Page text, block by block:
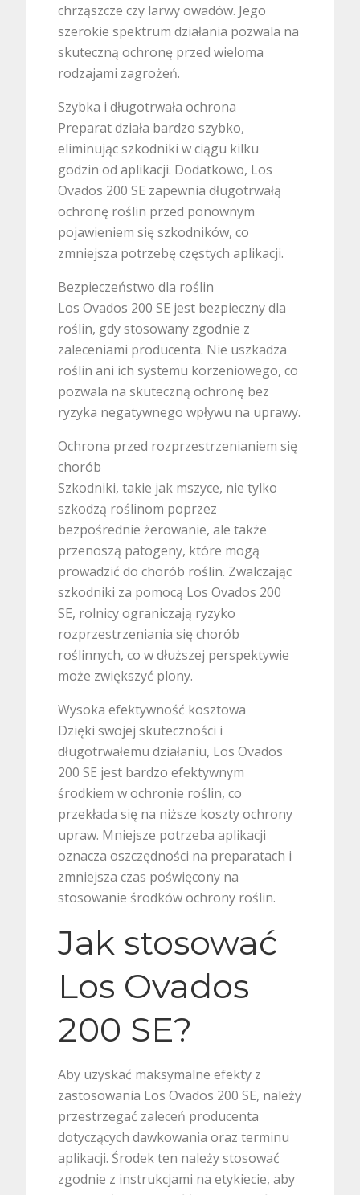
chrząszcze czy larwy owadów. Jego
szerokie spektrum działania pozwala na
skuteczną ochronę przed wieloma
rodzajami zagrożeń.
Szybka i długotrwała ochrona
Preparat działa bardzo szybko,
eliminując szkodniki w ciągu kilku
godzin od aplikacji. Dodatkowo, Los
Ovados 200 SE zapewnia długotrwałą
ochronę roślin przed ponownym
pojawieniem się szkodników, co
zmniejsza potrzebę częstych aplikacji.
Bezpieczeństwo dla roślin
Los Ovados 200 SE jest bezpieczny dla
roślin, gdy stosowany zgodnie z
zaleceniami producenta. Nie uszkadza
roślin ani ich systemu korzeniowego, co
pozwala na skuteczną ochronę bez
ryzyka negatywnego wpływu na uprawy.
Ochrona przed rozprzestrzenianiem się
chorób
Szkodniki, takie jak mszyce, nie tylko
szkodzą roślinom poprzez
bezpośrednie żerowanie, ale także
przenoszą patogeny, które mogą
prowadzić do chorób roślin. Zwalczając
szkodniki za pomocą Los Ovados 200
SE, rolnicy ograniczają ryzyko
rozprzestrzeniania się chorób
roślinnych, co w dłuższej perspektywie
może zwiększyć plony.
Wysoka efektywność kosztowa
Dzięki swojej skuteczności i
długotrwałemu działaniu, Los Ovados
200 SE jest bardzo efektywnym
środkiem w ochronie roślin, co
przekłada się na niższe koszty ochrony
upraw. Mniejsze potrzeba aplikacji
oznacza oszczędności na preparatach i
zmniejsza czas poświęcony na
stosowanie środków ochrony roślin.
Jak stosować
Los Ovados
200 SE?
Aby uzyskać maksymalne efekty z
zastosowania Los Ovados 200 SE, należy
przestrzegać zaleceń producenta
dotyczących dawkowania oraz terminu
aplikacji. Środek ten należy stosować
zgodnie z instrukcjami na etykiecie, aby